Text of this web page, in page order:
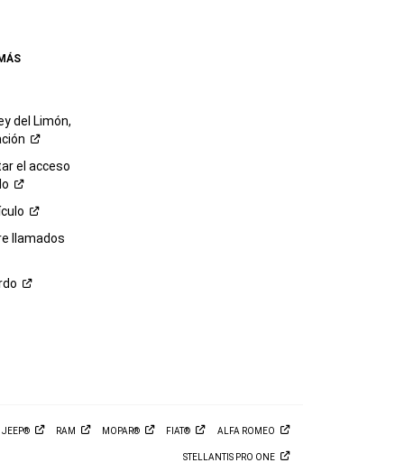
del Limón,
el acceso
llamados
JEEP® RAM MOPAR® FIAT® ALFA ROMEO
STELLANTIS PRO ONE